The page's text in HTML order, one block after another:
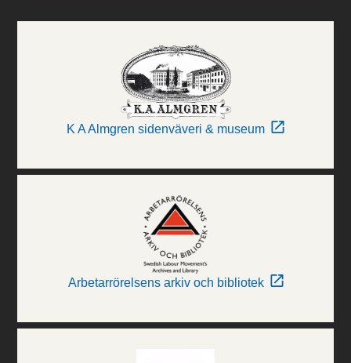
K A Almgren sidenväveri & museum
Arbetarrörelsens arkiv och bibliotek